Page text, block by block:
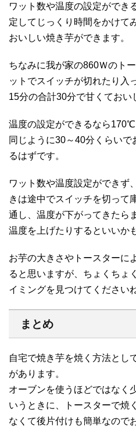
ワット数や温度の設定ができ
定してじっくり時間をかけて
おいしい焼き芋ができます。
ちなみに我が家の860Ｗのト
ットでスイッチが切れたり入
15分の合計30分で甘くてお
温度の設定ができるなら
同じように30～40分くらい
るはずです。
ワット数や温度設定ができず
きは途中でスイッチを切って
通し、温度が下がってきたら
温度を上げたりするといいか
お芋の大きさやトースターに
ると思いますが、ちょくちょ
イミングを見つけてくださいね
まとめ
自宅で焼き芋を焼く方法とし
があります。
オーブンを使うほどではなく
いうときに、トースターで焼
なくて後片付けも簡単なので